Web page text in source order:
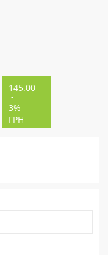
145.00
-
3%
ГРН